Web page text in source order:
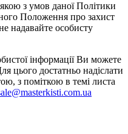
з умов даної Політики
Положення про захист
надавайте особисту
інформації Ви можете
цього достатньо надіслати
з поміткою в темі листа